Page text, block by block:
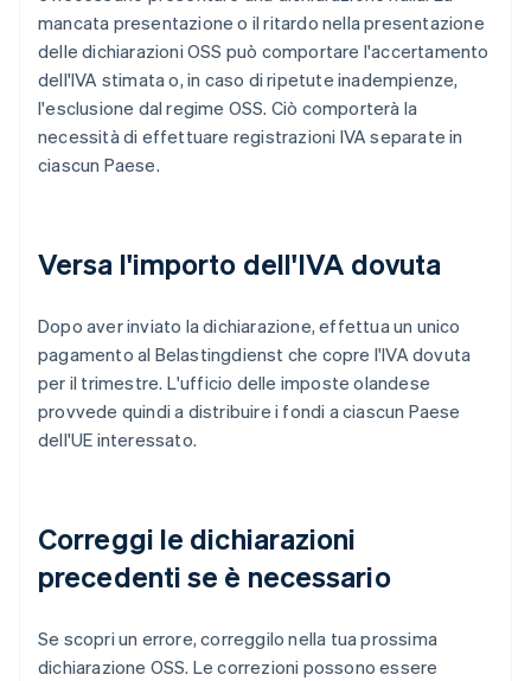
mancata presentazione o il ritardo nella presentazione
delle dichiarazioni OSS può comportare l'accertamento
dell'IVA stimata o, in caso di ripetute inadempienze,
l'esclusione dal regime OSS. Ciò comporterà la
necessità di effettuare registrazioni IVA separate in
ciascun Paese.
Versa l'importo dell'IVA dovuta
Dopo aver inviato la dichiarazione, effettua un unico
pagamento al Belastingdienst che copre l'IVA dovuta
per il trimestre. L'ufficio delle imposte olandese
provvede quindi a distribuire i fondi a ciascun Paese
dell'UE interessato.
Correggi le dichiarazioni
precedenti se è necessario
Se scopri un errore, correggilo nella tua prossima
dichiarazione OSS. Le correzioni possono essere